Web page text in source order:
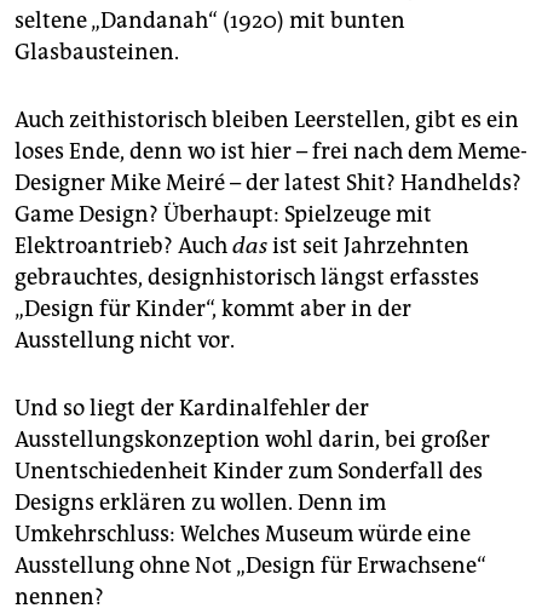
seltene „Dandanah“ (1920) mit bunten
Glasbausteinen.
Auch zeithistorisch bleiben Leerstellen, gibt es ein
loses Ende, denn wo ist hier – frei nach dem Meme-
Designer Mike Meiré – der latest Shit? Handhelds?
Game Design? Überhaupt: Spielzeuge mit
Elektroantrieb? Auchdasist seit Jahrzehnten
gebrauchtes, designhistorisch längst erfasstes
„Design für Kinder“, kommt aber in der
Ausstellung nicht vor.
Und so liegt der Kardinalfehler der
Ausstellungskonzeption wohl darin, bei großer
Unentschiedenheit Kinder zum Sonderfall des
Designs erklären zu wollen. Denn im
Umkehrschluss: Welches Museum würde eine
Ausstellung ohne Not „Design für Erwachsene“
nennen?